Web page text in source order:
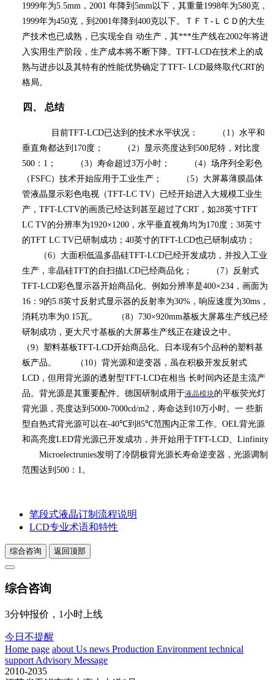
1999年为5.5mm ， 2001 年降到 5mm 以下，其重量1998年为580克，
1999年为450克，到 2001年降到 400克以下。ＴＦＴ - ＬＣＤ的大生
产技术也已成熟，已实现全自 动生产，其***生产线在2002年将进
入实用生产阶段，生产成本将不断下降。 TFT-LCD在技术上的成
熟与进步以及其特有的性能优势确定了TFT- LCD最终取代CRT的
格局。
四、 总结
目前TFT-LCD已达到的技术水平状况： （ 1 ）水平和
垂直角都达到 170度； （ 2 ）显示亮度达到 500尼特，对比度
500 ： 1 ； （3）寿命超过3万小时； （4）场序列全彩色
（FSFC）技术开始应用于工业生产； （5）大屏幕薄膜晶体
管液晶显示彩色电视（TFT-LC TV）已经开始进入大规模工业生
产， TFT-LCTV的画质已经达到甚至超过了CRT ，如28英寸TFT
LC TV的分辨率为1920×1200 ，水平垂直视角均为170度； 38英寸
的TFT LC TV已研制成功； 40英寸的TFT-LCD也已研制成功；
（6）大面积低温多晶硅TFT-LCD已经开发成功，并投入工业
生产，非晶硅TFT的自扫描LCD已经商品化； （ 7）反射式
TFT-LCD彩色显示器开始商品化。例如分辨率是400×234 ，画面为
16 ： 9的5.8英寸反射式显示器的反射率为30% ，响应速度为30ms ，
消耗功率为0.15瓦。 （8） 730×920mm基板大屏幕生产线已经
研制成功，更大尺寸基板的大屏幕生产线正在建设之中。
（9）塑料基板TFT-LCD开始商品化。日本现有5个品种的塑料基
板产品。 （ 10）背光源和逆变器，虽在积极开发反射式
LCD ，但用背光源的透射型TFT-LCD在相当 长时间内还是主流产
品。背光源是其重要配件。德国研制成用于液晶模块的平板荧光灯
背光源，亮度达到 5000-7000cd/m2 ，寿命达到 10万小时。一 些新
型自热式背光源可以在-40℃到 85℃范围内正常工作。 OEL背光源
和高亮度LED背光源已开发成功，并开始用于TFT-LCD
Linfinity
Microelectrunies发明了冷阴极背光源长寿命逆变器，光源调制
范围达到 500 ： 1 。
笔段式液晶订制流程说明
LCD专业术语和特性
综合咨询 返回顶部
综合咨询
3分钟报价，1小时上线
今日不提醒
Home page about Us news Production Environment technical
support Advisory Message
2010-2035